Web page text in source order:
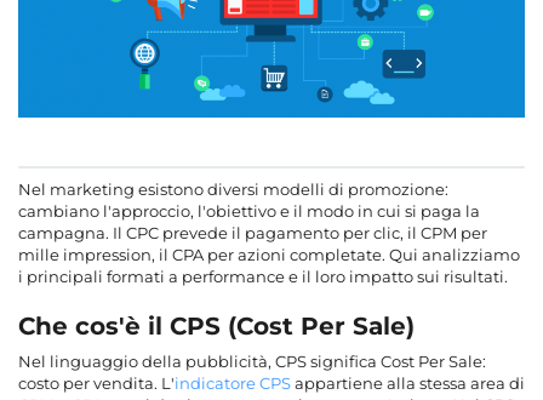
Nel marketing esistono diversi modelli di promozione:
cambiano l'approccio, l'obiettivo e il modo in cui si paga la
campagna. Il CPC prevede il pagamento per clic, il CPM per
mille impression, il CPA per azioni completate. Qui analizziamo
i principali formati a performance e il loro impatto sui risultati.
Che cos'è il CPS (Cost Per Sale)
Nel linguaggio della pubblicità, CPS significa Cost Per Sale:
costo per vendita. L'indicatore CPSappartiene alla stessa area di